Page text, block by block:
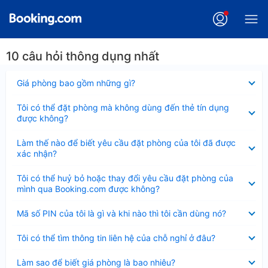
10 câu hỏi thông dụng nhất
Giá phòng bao gồm những gì?
thu
Tôi có thể đặt phòng mà không dùng đến thẻ tín dụng
được không?
thu
gọn
Làm thế nào để biết yêu cầu đặt phòng của tôi đã được
xác nhận?
thu
gọn
Tôi có thể huỷ bỏ hoặc thay đổi yêu cầu đặt phòng của
mình qua Booking.com được không?
thu
gọn
Mã số PIN của tôi là gì và khi nào thì tôi cần dùng nó?
thu
Tôi có thể tìm thông tin liên hệ của chỗ nghỉ ở đâu?
thu
Làm sao để biết giá phòng là bao nhiêu?
thu